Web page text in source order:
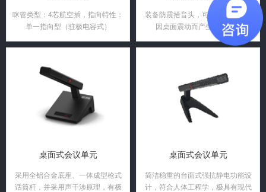
咪管类型：4芯航空插，指向特性：
单一指向型（驻极电容式）
装备防震拾音头，可最大限度减小
因桌面震动而产生的噪音；
桌面式会议单元
采用全铝合金底座、一体成型枪式
话筒杆，并采用声干涉原理，有极
桌面式会议单元
简洁稳重的台面式强抗静电功能设
计，符合人体工程学，极具有现代